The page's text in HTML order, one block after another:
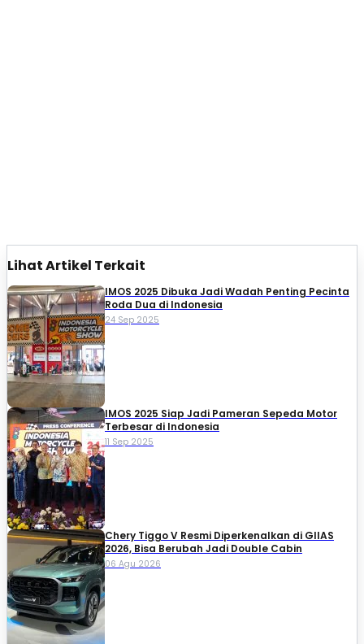
Lihat Artikel Terkait
IMOS 2025 Dibuka Jadi Wadah Penting Pecinta
Roda Dua di Indonesia
24 Sep 2025
IMOS 2025 Siap Jadi Pameran Sepeda Motor
Terbesar di Indonesia
11 Sep 2025
Chery Tiggo V Resmi Diperkenalkan di GIIAS
2026, Bisa Berubah Jadi Double Cabin
06 Agu 2026